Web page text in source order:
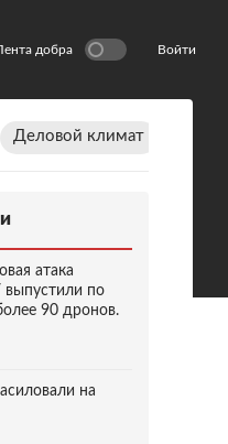
добра Войти
Деловой климат
атака
по
90 дронов.
на